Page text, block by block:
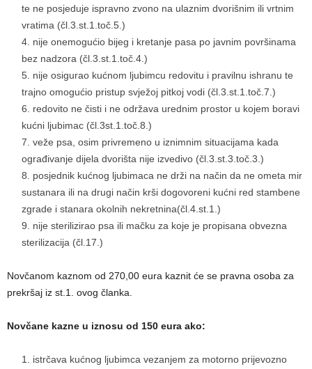
te ne posjeduje ispravno zvono na ulaznim dvorišnim ili vrtnim
vratima (čl.3.st.1.toč.5.)
nije onemogućio bijeg i kretanje pasa po javnim površinama
bez nadzora (čl.3.st.1.toč.4.)
nije osigurao kućnom ljubimcu redovitu i pravilnu ishranu te
trajno omogućio pristup svježoj pitkoj vodi (čl.3.st.1.toč.7.)
redovito ne čisti i ne održava urednim prostor u kojem boravi
kućni ljubimac (čl.3st.1.toč.8.)
veže psa, osim privremeno u iznimnim situacijama kada
ograđivanje dijela dvorišta nije izvedivo (čl.3.st.3.toč.3.)
posjednik kućnog ljubimaca ne drži na način da ne ometa mir
sustanara ili na drugi način krši dogovoreni kućni red stambene
zgrade i stanara okolnih nekretnina(čl.4.st.1.)
nije sterilizirao psa ili mačku za koje je propisana obvezna
sterilizacija (čl.17.)
Novčanom kaznom od 270,00 eura kaznit će se pravna osoba za
prekršaj iz st.1. ovog članka.
Novčane kazne u iznosu od 150 eura ako:
istrčava kućnog ljubimca vezanjem za motorno prijevozno